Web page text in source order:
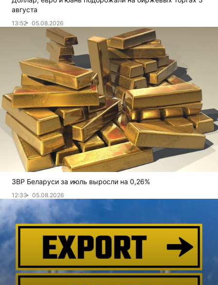
августа
13:52 05.08.2026
ЗВР Беларуси за июль выросли на 0,26%
12:33 05.08.2026